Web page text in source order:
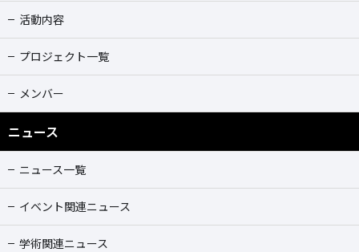
活動内容
プロジェクト一覧
メンバー
ニュース
ニュース一覧
イベント関連ニュース
学術関連ニュース